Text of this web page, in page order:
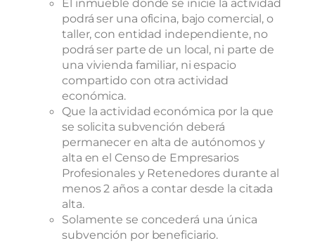
El inmueble donde se inicie la actividad
podrá ser una oficina, bajo comercial, o
taller, con entidad independiente, no
podrá ser parte de un local, ni parte de
una vivienda familiar, ni espacio
compartido con otra actividad
económica.
Que la actividad económica por la que
se solicita subvención deberá
permanecer en alta de autónomos y
alta en el Censo de Empresarios
Profesionales y Retenedores durante al
menos 2 años a contar desde la citada
alta.
Solamente se concederá una única
subvención por beneficiario.